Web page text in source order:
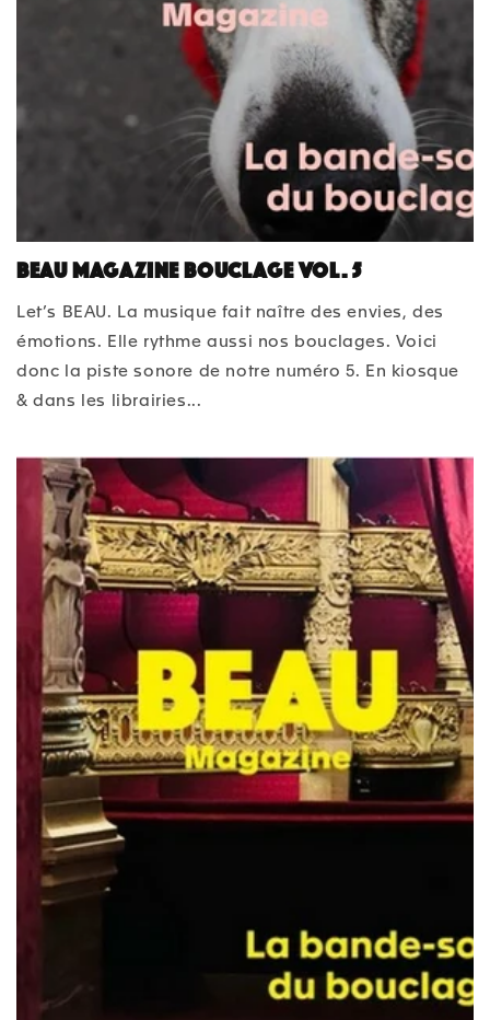
BEAU Magazine bouclage Vol. 5
Let’s BEAU. La musique fait naître des envies, des
émotions. Elle rythme aussi nos bouclages. Voici
donc la piste sonore de notre numéro 5. En kiosque
& dans les librairies...